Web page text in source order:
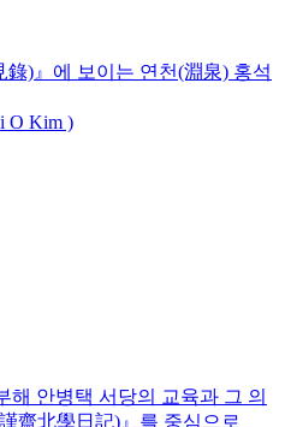
錄)』에 보이는 연천(淵泉) 홍석
O Kim )
해 안병택 서당의 교육과 그 의
齋北學日記)』를 중심으로